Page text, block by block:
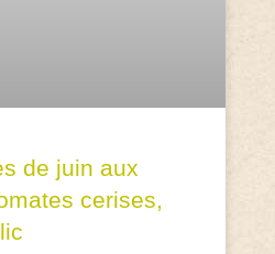
de juin aux
cerises,